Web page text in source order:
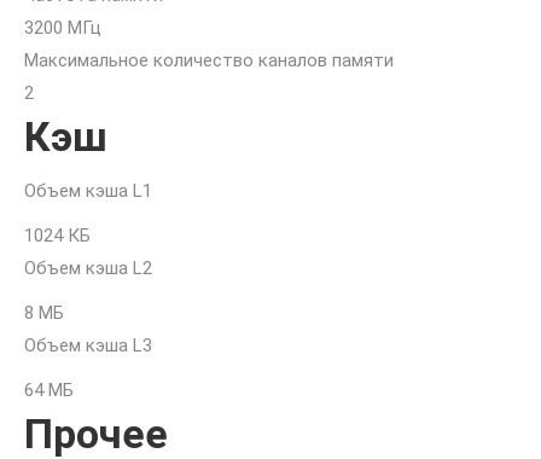
3200 МГц
Максимальное количество каналов памяти
2
Кэш
Объем кэша L1
1024 КБ
Объем кэша L2
8 МБ
Объем кэша L3
64 МБ
Прочее